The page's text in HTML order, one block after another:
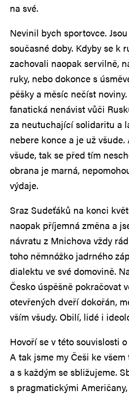
na své.
Nevinil bych sportovce.
současné doby. Kdyby se k
zachovali naopak servilně,
ruky, nebo dokonce s
pěšky a měsíc nečíst
fanatická nenávist vůči
za neutuchající solidaritu a
nebere konce a je už
všude, tak se před tím
obrana je marná,
výdaje.
Sraz Sudeťáků na konci
naopak příjemná změna a
návratu z Mnichova vždy
toho němnóžko jadrného
dialektu ve své domovině.
Česko úspěšně pokračovat
otevřených dveří dokořán,
vším všudy. Obilí, lidé i
Hovoří se v této souvislosti
A tak jsme my Češi ke
a s každým se sbližujeme.
s pragmatickými